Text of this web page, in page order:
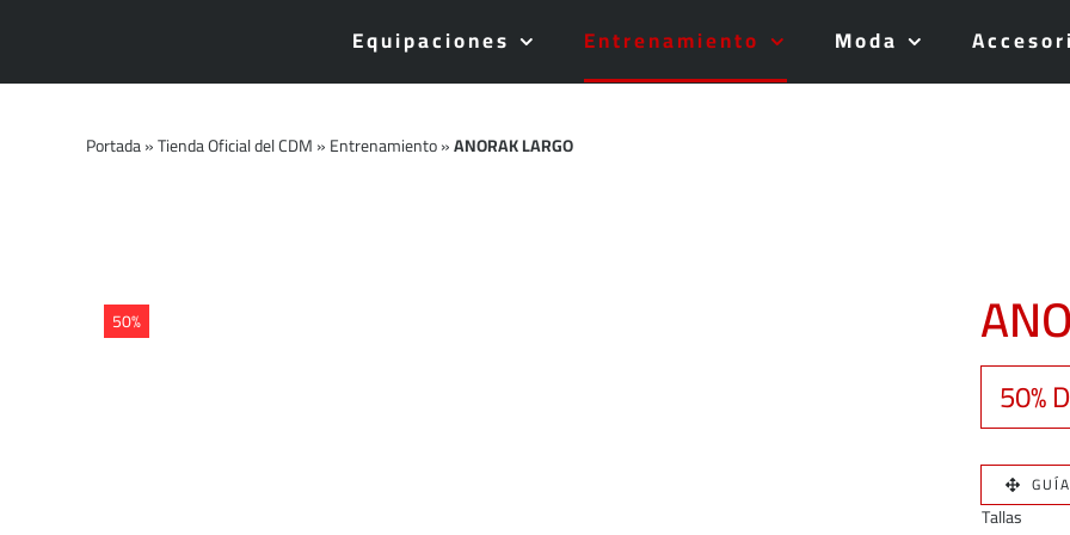
Equipaciones Entrenamiento Moda
Portada»Tienda Oficial del CDM»Entrenamiento»ANORAK LARGO
50%
50%
Tallas